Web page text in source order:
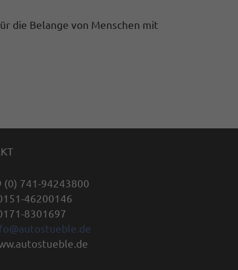
die Belange von Menschen mit
(0) 741-94243800
46200146
8301697